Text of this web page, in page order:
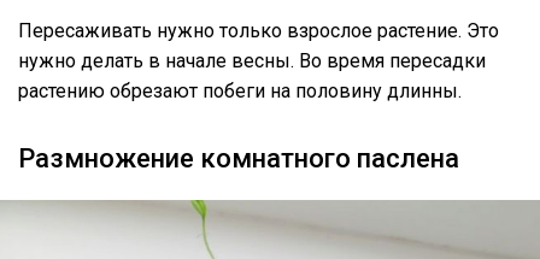
Пересаживать нужно только взрослое растение. Это
нужно делать в начале весны. Во время пересадки
растению обрезают побеги на половину длинны.
Размножение комнатного паслена